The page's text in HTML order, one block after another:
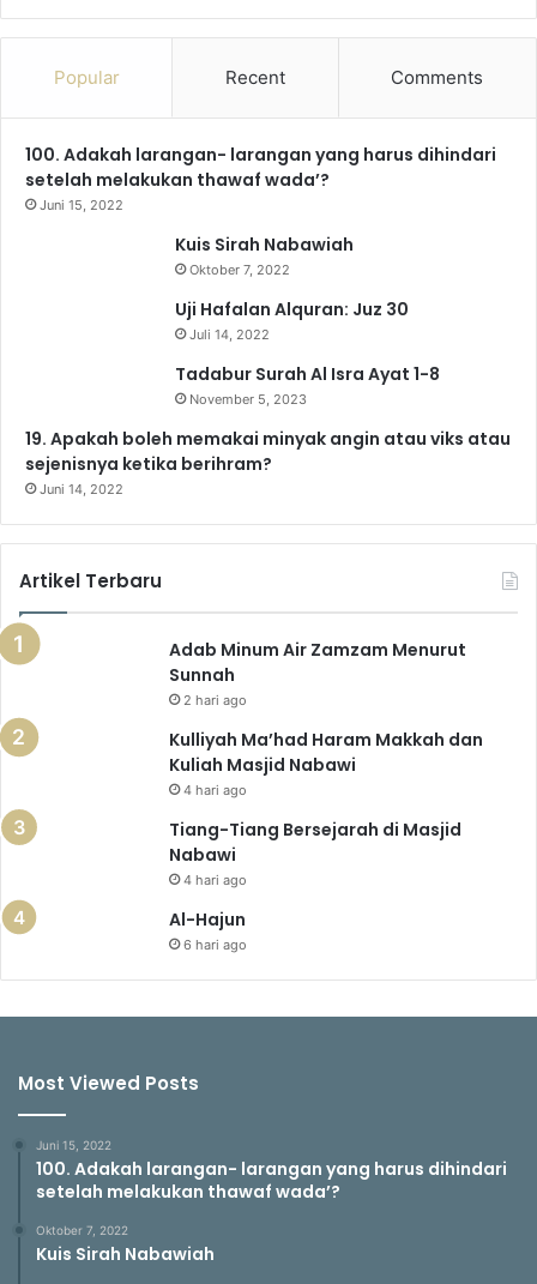
a
b
o
o
u
e
n
a
r
a
e
g
a
m
i
o
h
s
Popular Recent Comments
100. Adakah larangan- larangan yang harus dihindari
setelah melakukan thawaf wada’?
Juni 15, 2022
Kuis Sirah Nabawiah
Oktober 7, 2022
Uji Hafalan Alquran: Juz 30
Juli 14, 2022
Tadabur Surah Al Isra Ayat 1-8
November 5, 2023
19. Apakah boleh memakai minyak angin atau viks atau
sejenisnya ketika berihram?
Juni 14, 2022
Artikel Terbaru
Adab Minum Air Zamzam Menurut
Sunnah
2 hari ago
Kulliyah Ma’had Haram Makkah dan
Kuliah Masjid Nabawi
4 hari ago
Tiang-Tiang Bersejarah di Masjid
Nabawi
4 hari ago
Al-Hajun
6 hari ago
Most Viewed Posts
Juni 15, 2022
100. Adakah larangan- larangan yang harus dihindari
setelah melakukan thawaf wada’?
Oktober 7, 2022
Kuis Sirah Nabawiah